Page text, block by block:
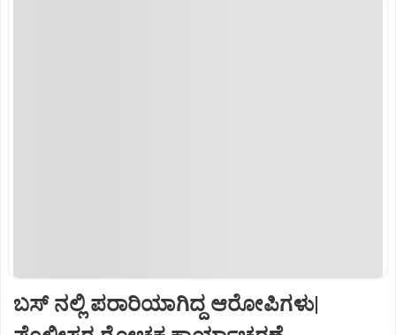
ಬಸ್‌ ನಲ್ಲಿ ಪರಾರಿಯಾಗಿದ್ದ ಆರೋಪಿಗಳು|